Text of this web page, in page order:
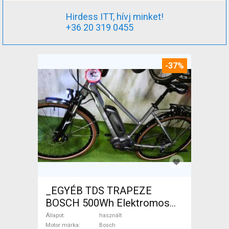
Hirdess ITT, hívj minket!
+36 20 319 0455
-37%
_EGYÉB TDS TRAPEZE
BOSCH 500Wh Elektromos
Trekking/cross 25 km/h
Állapot
használt
Motor márka
Bosch